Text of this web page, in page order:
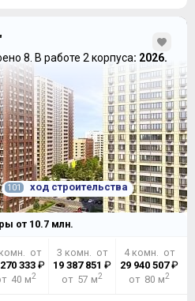
8. В работе 2 корпуса: 2026.
101 ход строительства
от 10.7млн.
от
333₽
40 м2
3 комн. от
19 387 851 ₽
от 57 м2
4 комн. от
29 940 507₽
от 80 м2